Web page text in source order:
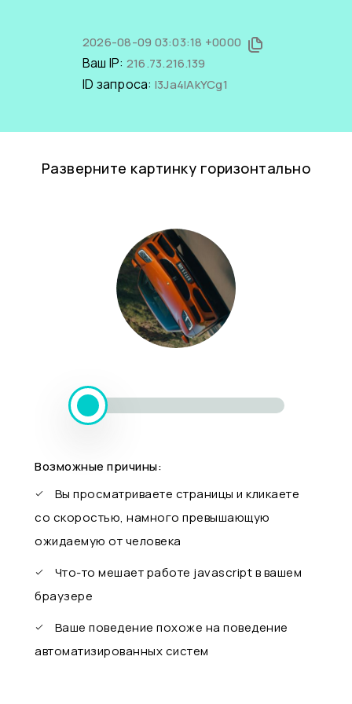
2026-08-09 03:03:18 +0000
Ваш IP: 216.73.216.139
ID запроса: I3Ja4lAkYCg1
Разверните картинку горизонтально
Возможные причины:
Вы просматриваете страницы и кликаете
со скоростью, намного превышающую
ожидаемую от человека
Что-то мешает работе javascript в вашем
браузере
Ваше поведение похоже на поведение
автоматизированных систем